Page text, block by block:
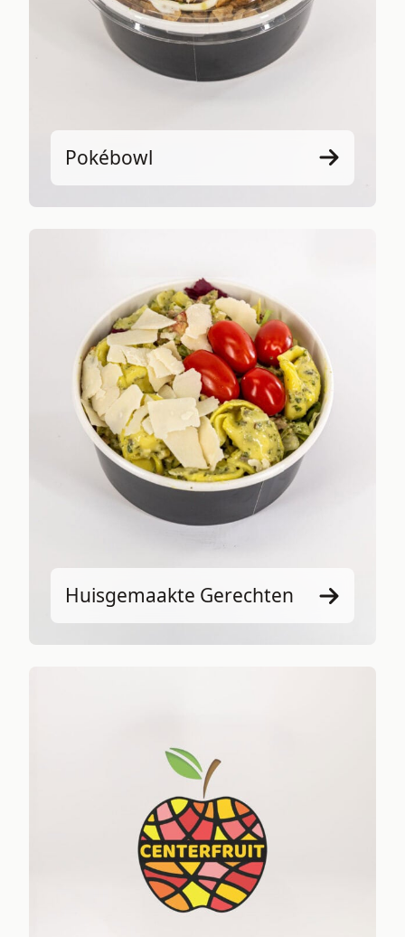
Pokébowl
Huisgemaakte Gerechten